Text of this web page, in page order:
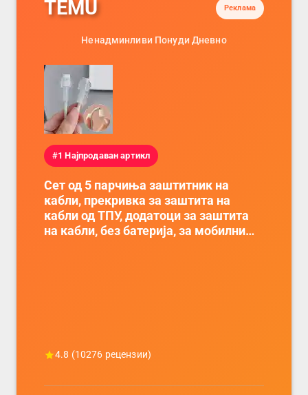
TEMU Реклама
Ненадминливи Понуди Дневно
#1 Најпродаван артикл
Сет од 5 парчиња заштитник на
кабли, прекривка за заштита на
кабли од ТПУ, додатоци за заштита
на кабли, без батерија, за мобилни
4.8 (10276 рецензии)